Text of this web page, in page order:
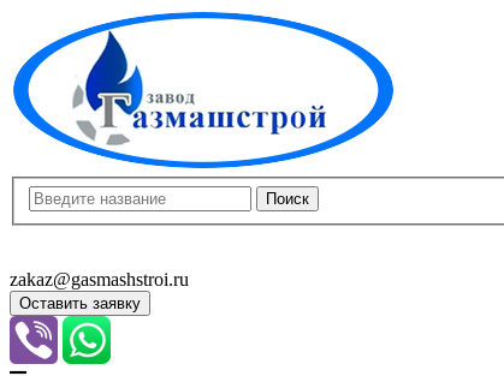
zakaz@gasmashstroi.ru
Оставить заявку